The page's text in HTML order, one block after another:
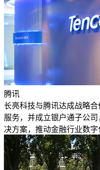
腾讯
长亮科技与腾讯达成战略
服务，并成立银户通子公
决方案，推动金融行业数字